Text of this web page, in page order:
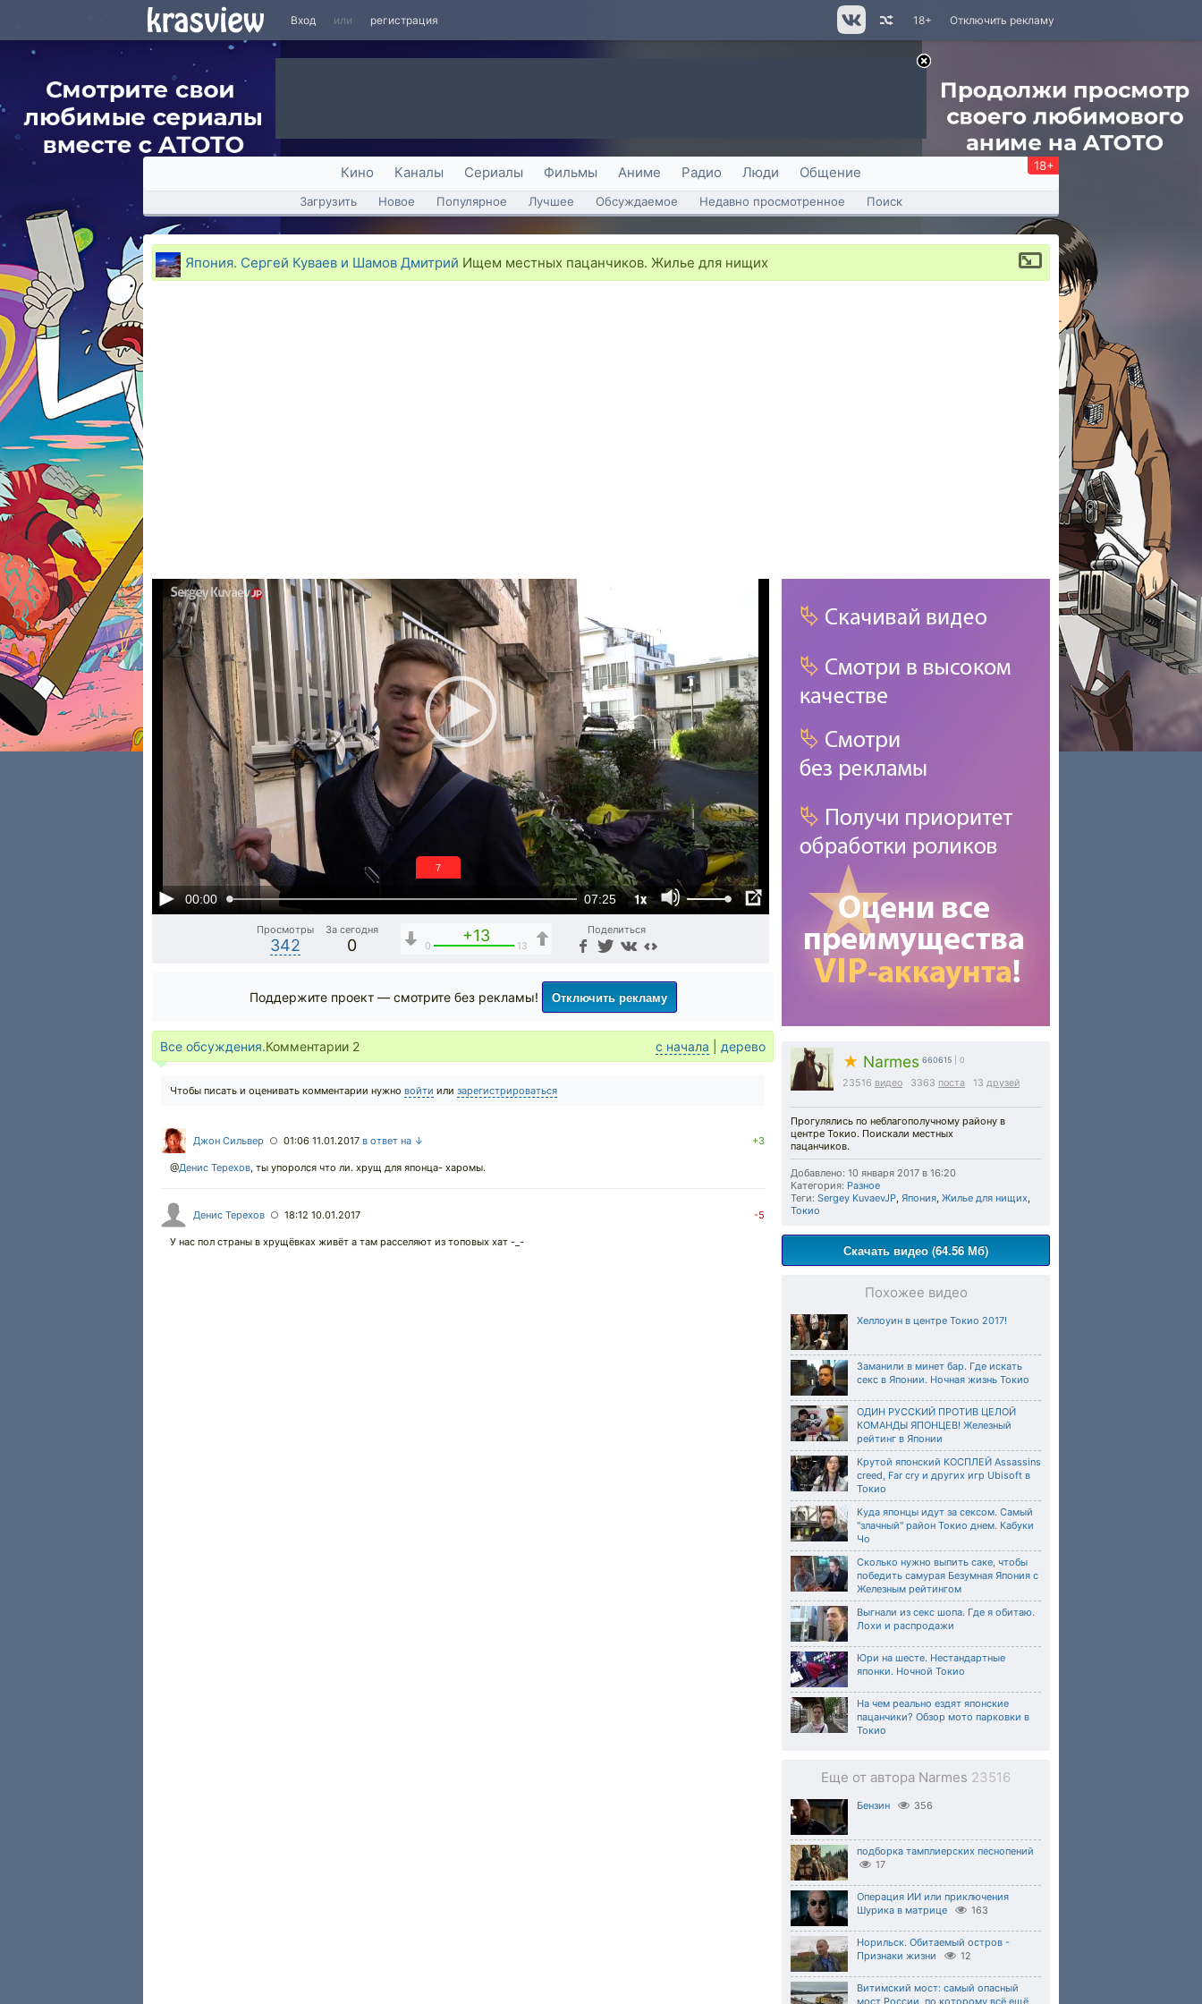
Вход или регистрация Отключить рекламу
18+
Кино Каналы Сериалы Фильмы Аниме Радио Люди Общение 18+
Загрузить Новое Популярное Лучшее Обсуждаемое Недавно просмотренное Поиск
Япония. Сергей Куваев и Шамов Дмитрий Ищем местных пацанчиков. Жилье для нищих
00:00 07:25 1x
6
Просмотры
342
За сегодня
0
+13
0 13
Поделиться
★ Narmes 660615 | 0
23516 видео 3363 поста 13 друзей
Прогулялись по неблагополучному району в
центре Токио. Поискали местных
пацанчиков.
Добавлено: 10 января 2017 в 16:20
Категория: Разное
Теги: Sergey KuvaevJP, Япония, Жилье для нищих,
Токио
Скачать видео (64.56 Мб)
Похожее видео
Хеллоуин в центре Токио 2017!
Заманили в минет бар. Где искать
секс в Японии. Ночная жизнь Токио
ОДИН РУССКИЙ ПРОТИВ ЦЕЛОЙ
КОМАНДЫ ЯПОНЦЕВ! Железный
рейтинг в Японии
Крутой японский КОСПЛЕЙ Assassins
creed, Far cry и других игр Ubisoft в
Токио
Куда японцы идут за сексом. Самый
"злачный" район Токио днем. Кабуки
Чо
Сколько нужно выпить саке, чтобы
победить самурая Безумная Япония с
Железным рейтингом
Выгнали из секс шопа. Где я обитаю.
Лохи и распродажи
Юри на шесте. Нестандартные
японки. Ночной Токио
На чем реально ездят японские
пацанчики? Обзор мото парковки в
Токио
Еще от автора Narmes 23516
Бензин 356
подборка тамплиерских песнопений
17
Операция ИИ или приключения
Шурика в матрице
163
Норильск. Обитаемый остров -
Признаки жизни
12
Витимский мост: самый опасный
мост России, по которому всё ещё
Поддержите проект — смотрите без рекламы! Отключить рекламу
Все обсуждения.Комментарии 2 с начала дерево
Чтобы писать и оценивать комментарии нужно войти или зарегистрироваться
Джон Сильвер ○ 01:06 11.01.2017 в ответ на ↓ +3
@Денис Терехов, ты упоролся что ли. хрущ для японца- харомы.
Денис Терехов ○ 18:12 10.01.2017 -5
У нас пол страны в хрущёвках живёт а там расселяют из топовых хат -_-